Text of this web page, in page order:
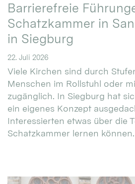
Barrierefreie
Schatzkammer in
in Siegburg
22. Juli 2026
Viele Kirchen sind durch
Menschen im Rollstuhl oder
zugänglich. In Siegburg hat
ein eigenes Konzept
Interessierten etwas über die
Schatzkammer lernen können.